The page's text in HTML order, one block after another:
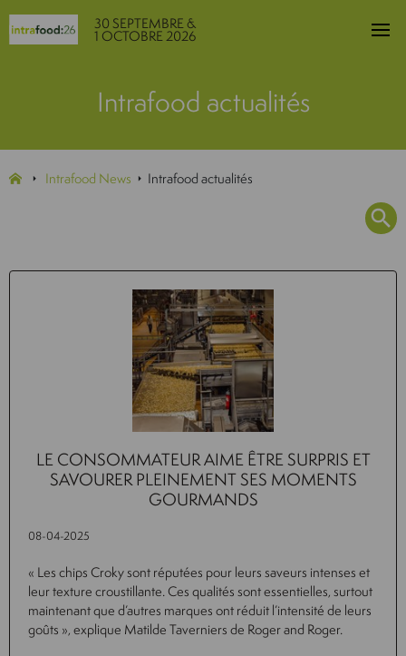
30 SEPTEMBRE &
1 OCTOBRE 2026
Intrafood actualités
Intrafood News Intrafood actualités
LE CONSOMMATEUR AIME ÊTRE SURPRIS ET
SAVOURER PLEINEMENT SES MOMENTS
GOURMANDS
08-04-2025
« Les chips Croky sont réputées pour leurs saveurs intenses et
leur texture croustillante. Ces qualités sont essentielles, surtout
maintenant que d’autres marques ont réduit l’intensité de leurs
goûts », explique Matilde Taverniers de Roger and Roger.